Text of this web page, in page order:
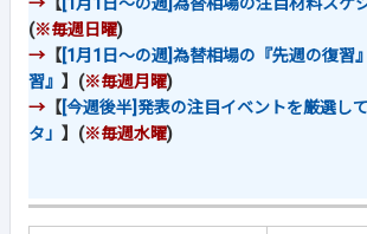
→ 【[1月1日～の週]為替相場の注目材料スケ
(※毎週日曜)
→ 【[1月1日～の週]為替相場の『先週の復習
習』 】(※毎週月曜)
→ 【[今週後半]発表の注目イベントを厳選し
タ」 】(※毎週水曜)